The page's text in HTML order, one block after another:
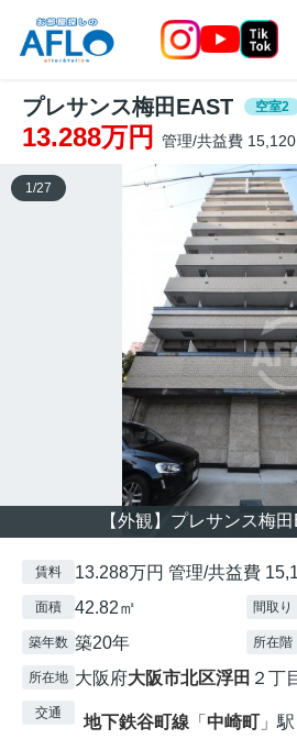
プレサンス梅田EAST 空室2
13.288万円 管理/共益費 15,120
【外観】プレサンス梅
1 /27
賃料 13.288万円 管理/共益費
面積 42.82㎡ 間取り
築年数 築20年 所在階
所在地 大阪府大阪市北区浮田 ２丁
交通 地下鉄谷町線 「 中崎町 」